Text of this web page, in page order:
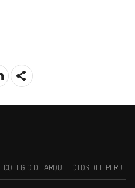
COLEGIO DE ARQUITECTOS DEL PERÚ